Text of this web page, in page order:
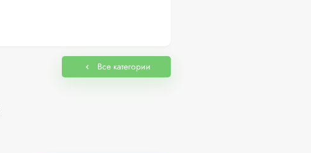
Все категории